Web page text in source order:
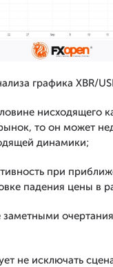
графика XBR/
нисходящего
то он может
динамики;
при
падения цены в
не исключать